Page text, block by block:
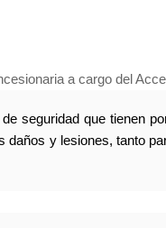
a cargo del
seguridad que tienen
daños y lesiones, tanto